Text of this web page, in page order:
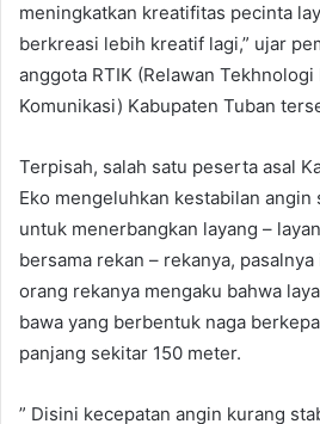
meningkatkan kreatifitas pecinta
berkreasi lebih kreatif lagi,” ujar
anggota RTIK (Relawan
Komunikasi) Kabupaten Tuban
Terpisah, salah satu peserta asal
Eko mengeluhkan kestabilan
untuk menerbangkan layang –
bersama rekan – rekanya,
orang rekanya mengaku bahwa
bawa yang berbentuk naga
panjang sekitar 150 meter.
” Disini kecepatan angin kurang